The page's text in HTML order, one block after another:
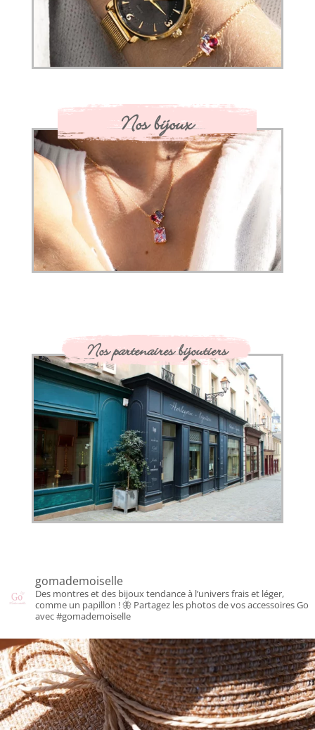
Nos bijoux
Nos partenaires bijoutiers
gomademoiselle
Des montres et des bijoux tendance à l’univers frais et léger,
comme un papillon ! 🦋 Partagez les photos de vos accessoires Go
avec #gomademoiselle